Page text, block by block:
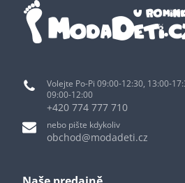
Volejte Po-Pi 09:00-12:30, 13:00-
09:00-12:00
+420 774 777 710
nebo pište kdykoliv
obchod@modadeti.cz